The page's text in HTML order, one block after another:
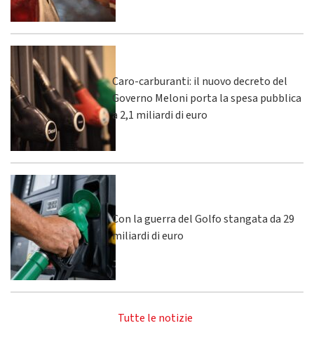
Caro-carburanti: il nuovo decreto del
Governo Meloni porta la spesa pubblica
a 2,1 miliardi di euro
Con la guerra del Golfo stangata da 29
miliardi di euro
Tutte le notizie